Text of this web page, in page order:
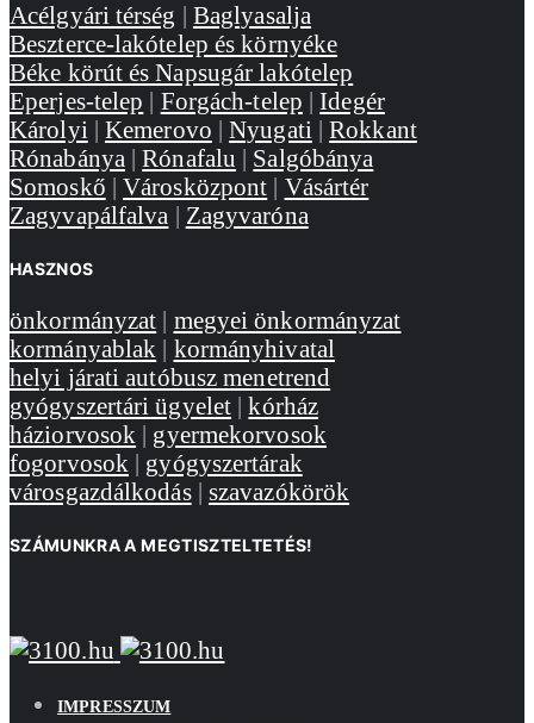
Acélgyári térség | Baglyasalja
Beszterce-lakótelep és környéke
Béke körút és Napsugár lakótelep
Eperjes-telep | Forgách-telep |Idegér
Károlyi |Kemerovo |Nyugati |Rokkant
Rónabánya |Rónafalu | Salgóbánya
Somoskő |Városközpont | Vásártér
Zagyvapálfalva | Zagyvaróna
HASZNOS
önkormányzat | megyei önkormányzat
kormányablak | kormányhivatal
helyi járati autóbusz menetrend
gyógyszertári ügyelet |kórház
háziorvosok | gyermekorvosok
fogorvosok | gyógyszertárak
városgazdálkodás| szavazókörök
SZÁMUNKRA A MEGTISZTELTETÉS!
IMPRESSZUM